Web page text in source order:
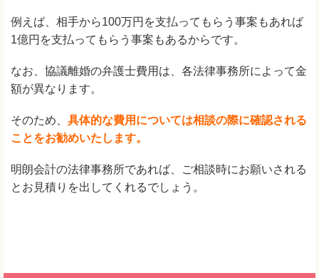
例えば、相手から100万円を支払ってもらう事案もあれば
1億円を支払ってもらう事案もあるからです。
なお、協議離婚の弁護士費用は、各法律事務所によって金
額が異なります。
そのため、 具体的な費用については相談の際に確認される
ことをお勧めいたします。
明朗会計の法律事務所であれば、ご相談時にお願いされる
とお見積りを出してくれるでしょう。